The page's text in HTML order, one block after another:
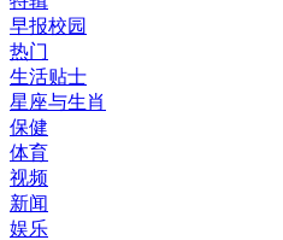
早报校园
热门
生活贴士
星座与生肖
保健
体育
视频
新闻
娱乐